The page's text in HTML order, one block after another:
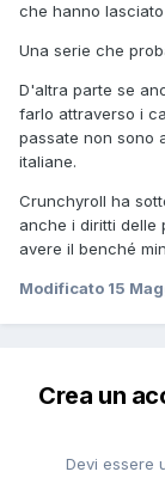
che hanno
Una serie che
D'altra parte se
farlo attraverso i
passate non sono
italiane.
Crunchyroll ha
anche i diritti delle
avere il benché
Modificato 15
Crea un
Devi essere